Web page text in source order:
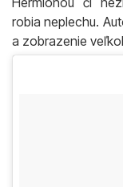
robia neplechu.
a zobrazenie